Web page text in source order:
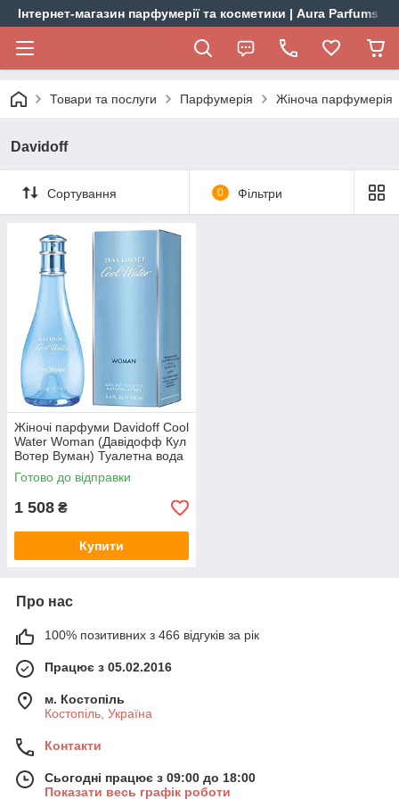
Інтернет-магазин парфумерії та косметики | Aura Parfums
Товари та послуги Парфумерія Жіноча парфумерія
Davidoff
Сортування 0 Фільтри
Жіночі парфуми Davidoff Cool
Water Woman (Давідофф Кул
Вотер Вуман) Туалетна вода
100 ml/мл
Готово до відправки
1 508 ₴
Купити
Про нас
100% позитивних з 466 відгуків за рік
Працює з 05.02.2016
м. Костопіль
Костопіль, Україна
Контакти
Сьогодні працює з 09:00 до 18:00
Показати весь графік роботи